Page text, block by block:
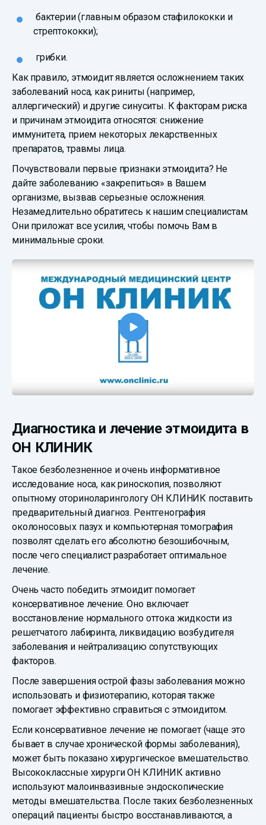
бактерии (главным образом стафилококки и
стрептококки);
грибки.
Как правило, этмоидит является осложнением таких
заболеваний носа, как риниты (например,
аллергический) и другие синуситы. К факторам риска
и причинам этмоидита относятся: снижение
иммунитета, прием некоторых лекарственных
препаратов, травмы лица.
Почувствовали первые признаки этмоидита? Не
дайте заболеванию «закрепиться» в Вашем
организме, вызвав серьезные осложнения.
Незамедлительно обратитесь к нашим специалистам.
Они приложат все усилия, чтобы помочь Вам в
минимальные сроки.
Диагностика и лечение этмоидита в
ОН КЛИНИК
Такое безболезненное и очень информативное
исследование носа, как риноскопия, позволяют
опытному оториноларингологу ОН КЛИНИК поставить
предварительный диагноз. Рентгенография
околоносовых пазух и компьютерная томография
позволят сделать его абсолютно безошибочным,
после чего специалист разработает оптимальное
лечение.
Очень часто победить этмоидит помогает
консервативное лечение. Оно включает
восстановление нормального оттока жидкости из
решетчатого лабиринта, ликвидацию возбудителя
заболевания и нейтрализацию сопутствующих
факторов.
После завершения острой фазы заболевания можно
использовать и физиотерапию, которая также
помогает эффективно справиться с этмоидитом.
Если консервативное лечение не помогает (чаще это
бывает в случае хронической формы заболевания),
может быть показано хирургическое вмешательство.
Высококлассные хирурги ОН КЛИНИК активно
используют малоинвазивные эндоскопические
методы вмешательства. После таких безболезненных
операций пациенты быстро восстанавливаются, а